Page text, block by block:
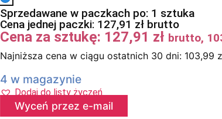
Sprzedawane w paczkach po: 1 sztuka
Cena jednej paczki: 127,91 zł brutto
Cena za sztukę: 127,91 zł brutto,
Najniższa cena w ciągu ostatnich 30 dni: 103,99
4 w magazynie
Dodaj do listy życzeń
Wyceń przez e-mail